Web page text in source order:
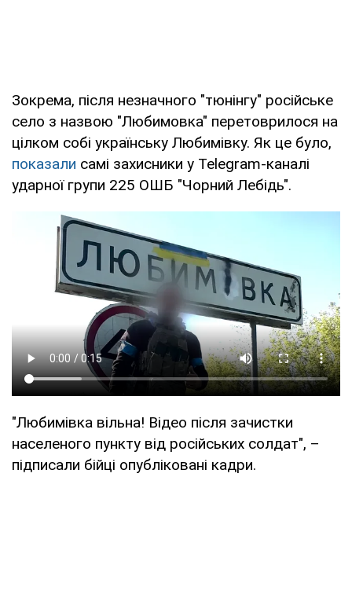
Зокрема, після незначного "тюнінгу" російське
село з назвою "Любимовка" перетоврилося на
цілком собі українську Любимівку. Як це було,
показали самі захисники у Telegram-каналі
ударної групи 225 ОШБ "Чорний Лебідь".
"Любимівка вільна! Відео після зачистки
населеного пункту від російських солдат", –
підписали бійці опубліковані кадри.